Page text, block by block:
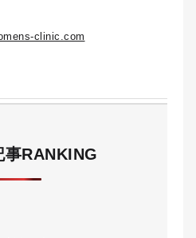
clinic.com
事RANKING